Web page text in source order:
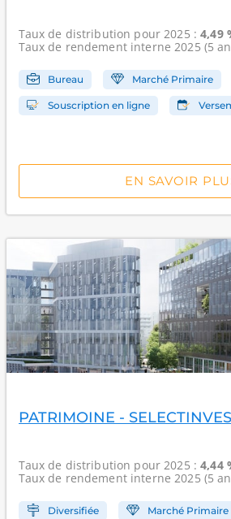
Taux de distribution pour 2025 :4,49
Taux de rendement interne2025 (5
Bureau Marché Primaire
Souscription en ligne
EN SAVOIR
PATRIMOINE -
Taux de distribution pour 2025 :4,44
Taux de rendement interne2025 (5
Diversifiée Marché Primaire